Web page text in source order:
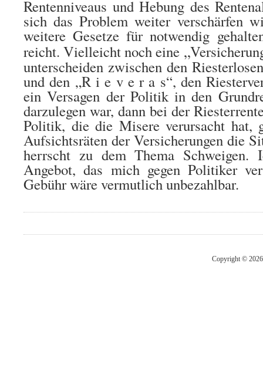
Rentenniveaus und Hebung des
sich das Problem weiter verschärfen
weitere Gesetze für notwendig
reicht. Vielleicht noch eine „
unterscheiden zwischen den
und den „R i e v e r a s“, den
ein Versagen der Politik in den
darzulegen war, dann bei der
Politik, die die Misere verursacht hat,
Aufsichtsräten der Versicherungen die
herrscht zu dem Thema
Angebot, das mich gegen Politiker
Gebühr wäre vermutlich unbezahlbar.
Copyright ©